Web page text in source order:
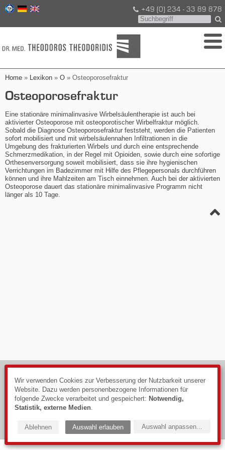
+49 (0) 234 - 33 89 878
Home » Lexikon » O » Osteoporosefraktur
Osteoporosefraktur
Eine stationäre minimalinvasive Wirbelsäulentherapie ist auch bei
aktivierter Osteoporose mit osteoporotischer Wirbelfraktur möglich.
Sobald die Diagnose Osteoporosefraktur feststeht, werden die Patienten
sofort mobilisiert und mit wirbelsäulennahen Infiltrationen in die
Umgebung des frakturierten Wirbels und durch eine entsprechende
Schmerzmedikation, in der Regel mit Opioiden, sowie durch eine sofortige
Orthesenversorgung soweit mobilisiert, dass sie ihre hygienischen
Verrichtungen im Badezimmer mit Hilfe des Pflegepersonals durchführen
können und ihre Mahlzeiten am Tisch einnehmen. Auch bei der aktivierten
Osteoporose dauert das stationäre minimalinvasive Programm nicht
länger als 10 Tage.
© 2026
Impressum
Datenschutzerklärung
Webdesign: PIXELHAUS®
Wir verwenden Cookies zur Verbesserung der Nutzbarkeit unserer
Website. Dazu werden personenbezogene Informationen für
folgende Zwecke verarbeitet und gespeichert: Notwendig,
Statistik, externe Medien.
Ablehnen Auswahl erlauben Auswahl anpassen...